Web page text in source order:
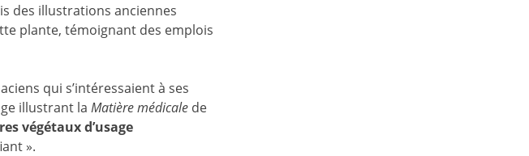
des illustrations anciennes
plante, témoignant des emplois
qui s’intéressaient à ses
illustrant la Matière médicale de
végétaux d’usage
».